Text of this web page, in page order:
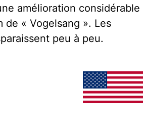
amélioration considérable
« Vogelsang ». Les
peu à peu.